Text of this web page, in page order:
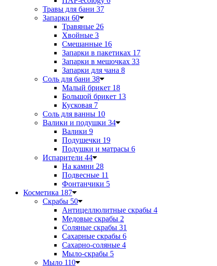
Травы для бани 37
Запарки 60
Травяные 26
Хвойные 3
Смешанные 16
Запарки в пакетиках 17
Запарки в мешочках 33
Запарки для чана 8
Соль для бани 38
Малый брикет 18
Большой брикет 13
Кусковая 7
Соль для ванны 10
Валики и подушки 34
Валики 9
Подушечки 19
Подушки и матрасы 6
Испарители 44
На камни 28
Подвесные 11
Фонтанчики 5
Косметика 187
Скрабы 50
Антицеллюлитные скрабы 4
Медовые скрабы 2
Соляные скрабы 31
Сахарные скрабы 6
Сахарно-соляные 4
Мыло-скрабы 5
Мыло 110